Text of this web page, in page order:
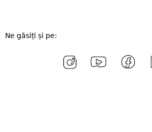
Ne găsiți și pe: